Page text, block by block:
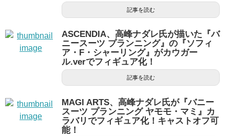
記事を読む
ASCENDIA、高峰ナダレ氏が描いた『バ
ニースーツ プランニング』の『ソフィ
ア・F・シャーリング』がカウガー
ル.verでフィギュア化！
記事を読む
MAGI ARTS、高峰ナダレ氏が『バニー
スーツ プランニング ヤモモ・マミ』カ
ラバリでフィギュア化！キャストオフ可
能！